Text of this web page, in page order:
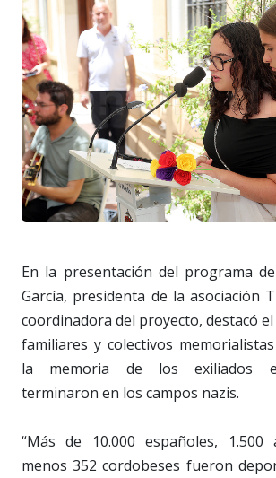
En la presentación del programa
García, presidenta de la asociación
coordinadora del proyecto, destacó
familiares y colectivos
la memoria de los exiliados
terminaron en los campos nazis.
“Más de 10.000 españoles, 1.500
menos 352 cordobeses fueron